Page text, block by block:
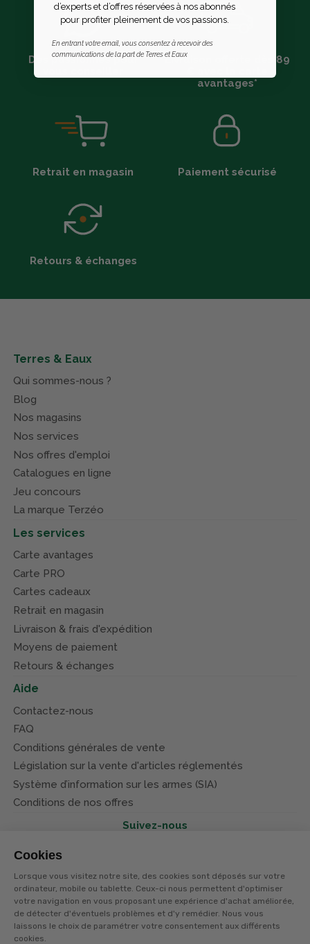
Cookies
Lorsque vous visitez notre site, des cookies sont déposés sur votre
ordinateur, mobile ou tablette. Ceux-ci nous permettent d'optimiser
votre navigation en vous proposant une expérience d'achat améliorée,
de détecter d'éventuels problèmes et d'y remédier. Nous vous
laissons le choix de paramétrer votre consentement aux différents
cookies.
Des passionnés pour
Livraison offerte dès 89
avantages*
Retrait en magasin Paiement sécurisé
Retours & échanges
Terres & Eaux
Qui sommes-nous ?
Blog
Nos magasins
Nos services
Nos offres d'emploi
Catalogues en ligne
Jeu concours
La marque Terzéo
Les services
Carte avantages
Carte PRO
Cartes cadeaux
Retrait en magasin
Livraison & frais d'expédition
Moyens de paiement
Retours & échanges
Aide
Contactez-nous
FAQ
Conditions générales de vente
Législation sur la vente d'articles réglementés
Système d’information sur les armes (SIA)
Conditions de nos offres
Suivez-nous
© Terres et eaux 2026
Politique de confidentialité
Mentions légales
CGV
d’experts et d’offres réservées à nos abonnés
pour profiter pleinement de vos passions.
En entrant votre email, vous consentez à recevoir des
communications de la part de Terres et Eaux